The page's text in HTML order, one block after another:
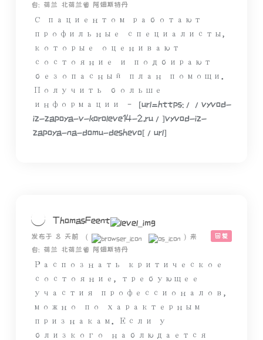
自: 荷兰 北荷兰省 阿姆斯特丹
С пациентом работают
профильные специалисты,
которые оценивают
состояние и подбирают
безопасный план помощи.
Получить больше
информации – [url=https://vyvod-
iz-zapoya-v-koroleve14-2.ru/]vyvod-iz-
zapoya-na-domu-deshevo[/url]
ThomasFeent
回复
发布于 8 天前 ( ) 来
自: 荷兰 北荷兰省 阿姆斯特丹
Распознать критическое
состояние, требующее
участия профессионалов,
можно по характерным
признакам. Если у
близкого наблюдается